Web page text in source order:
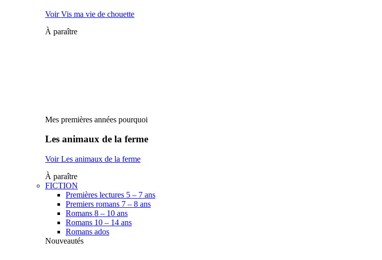
Voir Vis ma vie de chouette
À paraître
Mes premières années pourquoi
Les animaux de la ferme
Voir Les animaux de la ferme
À paraître
FICTION
Premières lectures 5 – 7 ans
Premiers romans 7 – 8 ans
Romans 8 – 10 ans
Romans 10 – 14 ans
Romans ados
Nouveautés